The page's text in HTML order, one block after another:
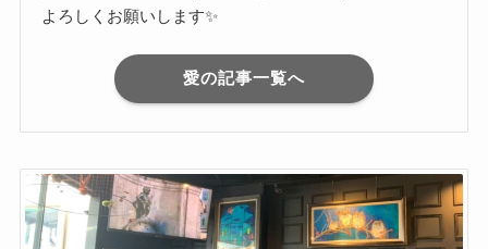
よろしくお願いします✨
愛の記事一覧へ